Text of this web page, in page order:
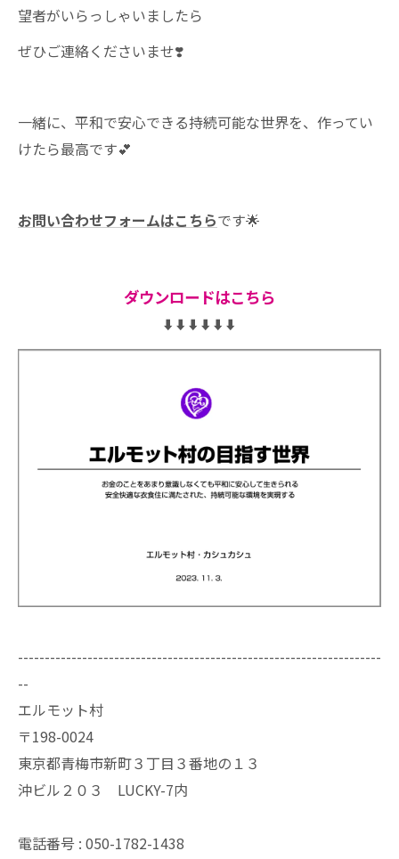
望者がいらっしゃいましたら
ぜひご連絡くださいませ❣️
一緒に、平和で安心できる持続可能な世界を、作ってい
けたら最高です💕
お問い合わせフォームはこちらです🌟
ダウンロードはこちら
⬇︎⬇︎⬇︎⬇︎⬇︎⬇︎
--------------------------------------------------------------------
--
エルモット村
〒198-0024
東京都青梅市新町３丁目３番地の１３
沖ビル２０３ LUCKY-7内
電話番号 : 050-1782-1438